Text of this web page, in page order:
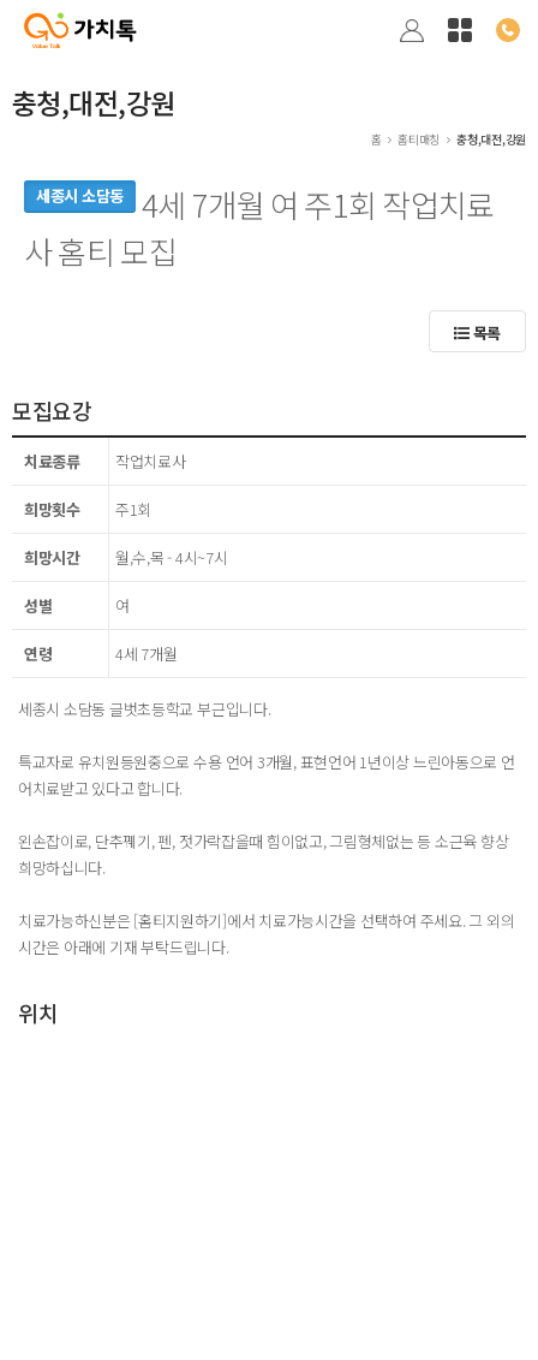
충청,대전,강원
홈 홈티매칭 충청,대전,강원
세종시 소담동
4세 7개월 여 주1회 작업치료
사 홈티 모집
목록
모집요강
치료종류 작업치료사
희망횟수 주1회
희망시간 월,수,목 - 4시~7시
성별 여
연령 4세 7개월
세종시 소담동 글벗초등학교 부근입니다.
특교자로 유치원등원중으로 수용 언어 3개월, 표현언어 1년이상 느린아동으로 언
어치료받고 있다고 합니다.
왼손잡이로, 단추꿰기, 펜, 젓가락잡을때 힘이없고, 그림형체없는 등 소근육 향상
희망하십니다.
치료가능하신분은 [홈티지원하기]에서 치료가능시간을 선택하여 주세요. 그 외의
시간은 아래에 기재 부탁드립니다.
위치